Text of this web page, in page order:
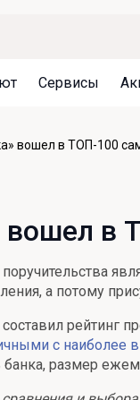
Система
Архив вкладов
Привилегии
Оценка
Подбор новой
Документы
Кешбэк
Сервисы
вошел в ТОП-100
вошел
а потому
с наиболее
размер